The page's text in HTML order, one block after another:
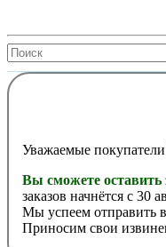
Уважаемые
Вы сможете оставить
заказов начнётся с 30
Мы успеем отправить
Приносим свои